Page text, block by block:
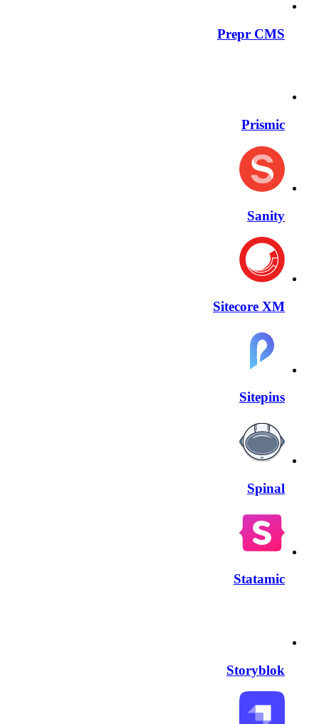
Prepr CMS
Prismic
Sanity
Sitecore XM
Sitepins
Spinal
Statamic
Storyblok